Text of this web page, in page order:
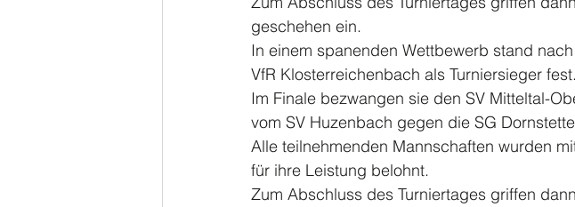
geschehen ein.
In einem spanenden Wettbewerb stand
VfR Klosterreichenbach als Turniersieger fest.
Im Finale bezwangen sie den SV Mitteltal-
vom SV Huzenbach gegen die SG
Alle teilnehmenden Mannschaften wurden
für ihre Leistung belohnt.
Zum Abschluss des Turniertages griffen